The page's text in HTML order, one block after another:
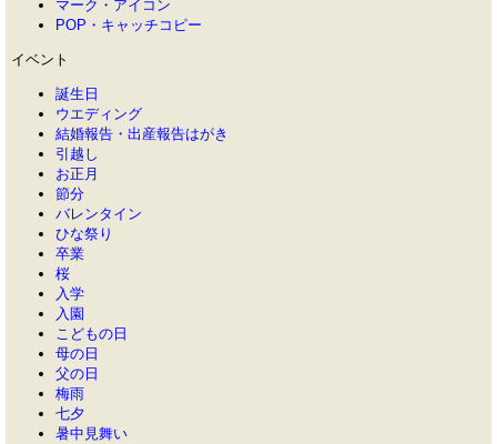
マーク・アイコン
POP・キャッチコピー
イベント
誕生日
ウエディング
結婚報告・出産報告はがき
引越し
お正月
節分
バレンタイン
ひな祭り
卒業
桜
入学
入園
こどもの日
母の日
父の日
梅雨
七夕
暑中見舞い